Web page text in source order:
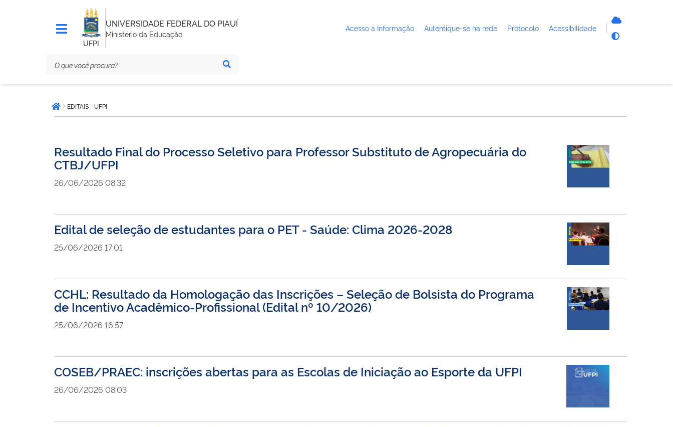
UFPI
UNIVERSIDADE FEDERAL DO PIAUÍ
Ministério da Educação
Acesso à Informação Autentique-se na rede Protocolo Acessibilidade
está
aqui:Página inicial
EDITAIS - UFPI
Resultado Final do Processo Seletivo para Professor Substituto de Agropecuária do
CTBJ/UFPI
26/06/2026 08:32
Edital de seleção de estudantes para o PET - Saúde: Clima 2026-2028
25/06/2026 17:01
CCHL: Resultado da Homologação das Inscrições – Seleção de Bolsista do Programa
de Incentivo Acadêmico-Profissional (Edital nº 10/2026)
25/06/2026 16:57
COSEB/PRAEC: inscrições abertas para as Escolas de Iniciação ao Esporte da UFPI
26/06/2026 08:03